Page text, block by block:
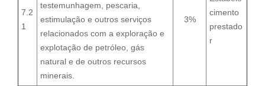
7.2
1
testemunhagem, pescaria,
estimulação e outros serviços
relacionados com a exploração e
explotação de petróleo, gás
natural e de outros recursos
minerais.
3%
cimento
prestado
r